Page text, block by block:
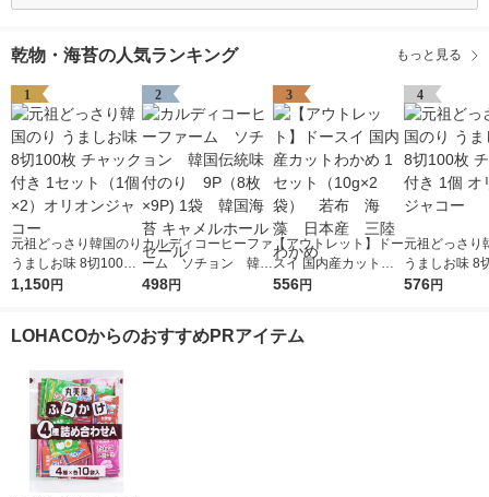
乾物・海苔の人気ランキング もっと見る
1
元祖どっさり韓国のり
うましお味 8切100枚
チャック付き 1セット
1,150円
2
カルディコーヒーファ
ーム ソチョン 韓国
伝統味付のり 9P（8
498円
3
【アウトレット】ドー
スイ 国内産カットわ
かめ 1セット（10g×2
556円
4
元祖どっさり
うましお味 8
チャック付き
576円
LOHACOからのおすすめPRアイテム